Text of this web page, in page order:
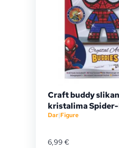
Craft buddy
kristalima
Dar|Figure
6,99 €